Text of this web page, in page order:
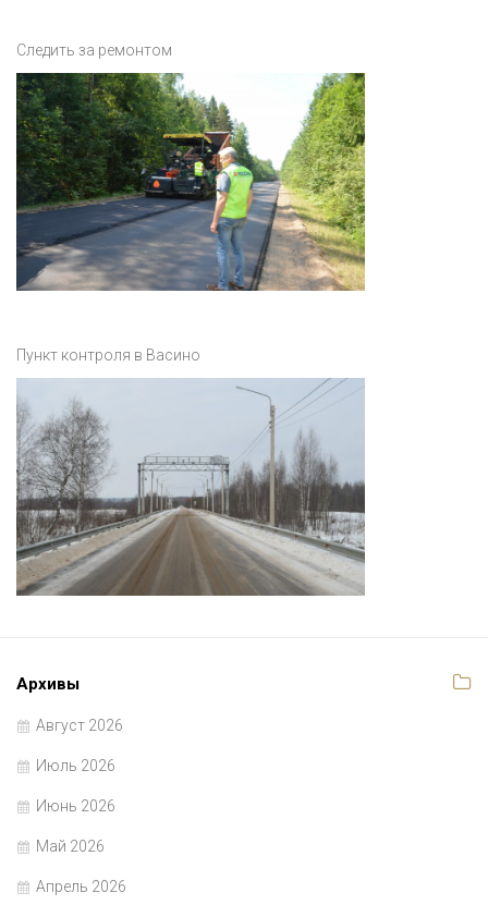
Следить за ремонтом
Пункт контроля в Васино
Архивы
Август 2026
Июль 2026
Июнь 2026
Май 2026
Апрель 2026